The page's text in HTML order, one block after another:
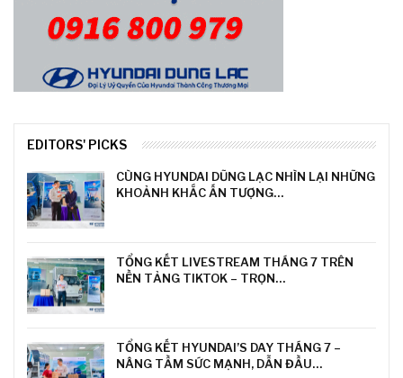
EDITORS' PICKS
CÙNG HYUNDAI DŨNG LẠC NHÌN LẠI NHỮNG
KHOẢNH KHẮC ẤN TƯỢNG…
TỔNG KẾT LIVESTREAM THÁNG 7 TRÊN
NỀN TẢNG TIKTOK – TRỌN…
TỔNG KẾT HYUNDAI’S DAY THÁNG 7 –
NÂNG TẦM SỨC MẠNH, DẪN ĐẦU…